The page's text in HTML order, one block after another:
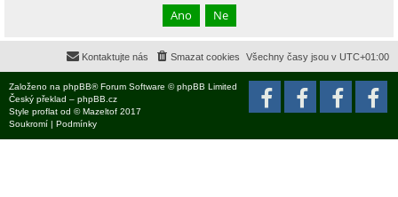
Všechny časy jsou v UTC+01:00
Smazat cookies
Kontaktujte nás
Založeno na phpBB® Forum Software © phpBB Limited
Český překlad – phpBB.cz
Style proflat od ©Mazeltof 2017
Soukromí | Podmínky